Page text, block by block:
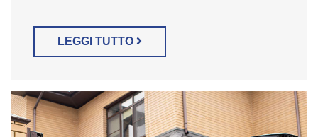
LEGGI TUTTO